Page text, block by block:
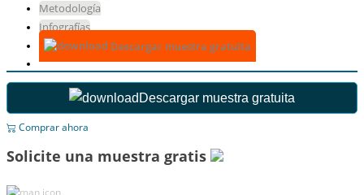
Metodología
Infografías
Descargar muestra gratuita
Descargar muestra gratuita
Comprar ahora
Solicite una muestra gratis